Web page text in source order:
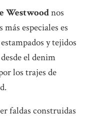
Westwoodnos
especiales es
y tejidos
el denim
los trajes de
faldas construidas